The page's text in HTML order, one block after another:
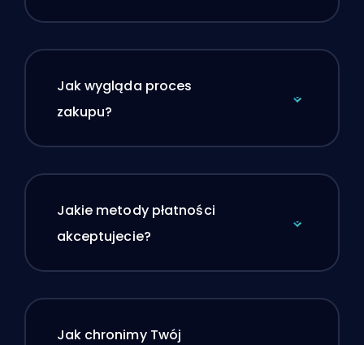
Jak wygląda proces
zakupu?
Jakie metody płatności
akceptujecie?
Jak chronimy Twój